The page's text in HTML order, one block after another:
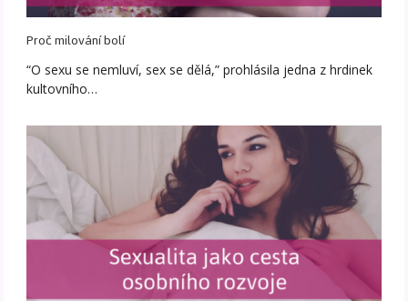
Proč milování bolí
“O sexu se nemluví, sex se dělá,” prohlásila jedna z hrdinek
kultovního…